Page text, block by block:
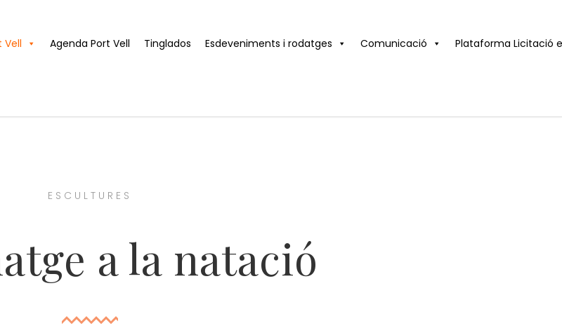
Vell Agenda Port Vell Tinglados Esdeveniments i rodatges Comunicació Plataforma Licitació
ESCULTURES
a la natació